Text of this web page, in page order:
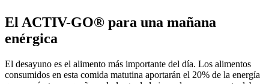
El ACTIV-GO® para una mañana
enérgica
El desayuno es el alimento más importante del día. Los alimentos
consumidos en esta comida matutina aportarán el 20% de la energía